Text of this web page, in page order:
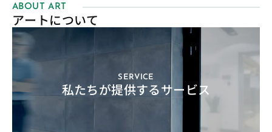
ABOUT ART
アートについて
SERVICE
私たちが提供するサービス